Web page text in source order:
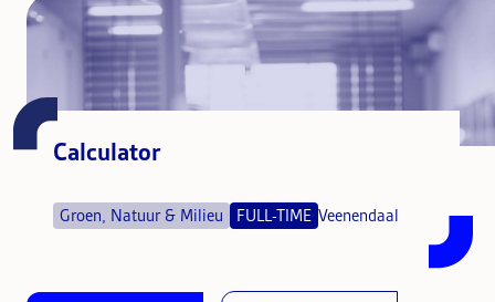
Calculator
Groen, Natuur & Milieu FULL-TIME Veenendaal